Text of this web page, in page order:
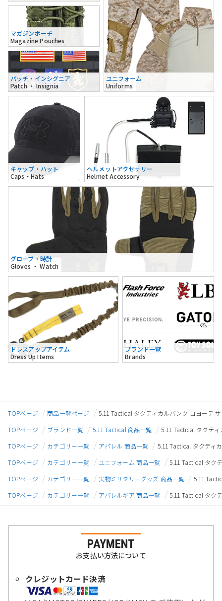
マガジンポーチ
Magazine Pouches
パッチ・インシグニア
Patch ・ Insignia
ユニフォーム
Uniforms
キャップ・ハット
Caps・Hats
ヘルメットアクセサリー
Helmet Accessory
グローブ・時計
Gloves ・ Watch
ドレスアップアイテム
Dress Up Items
ブランド一覧
Brands
TOPページ 商品一覧ページ
5.11 Tactical タクティカルパンツ コヨーテ
TOPページ
ブランド一覧 5.11 Tactical 商品一覧
5.11 Tactical タクテ
TOPページ
カテゴリー一覧 アパレル 商品一覧
5.11 Tactical タクティ
TOPページ
カテゴリー一覧 ユニフォーム 商品一覧
5.11 Tactical タク
TOPページ
カテゴリー一覧 実物ミリタリーグッズ 商品一覧
5.11
TOPページ
カテゴリー一覧 アパレルギア 商品一覧 5.11 Tactical タク
PAYMENT
お支払い方法について
クレジットカード決済